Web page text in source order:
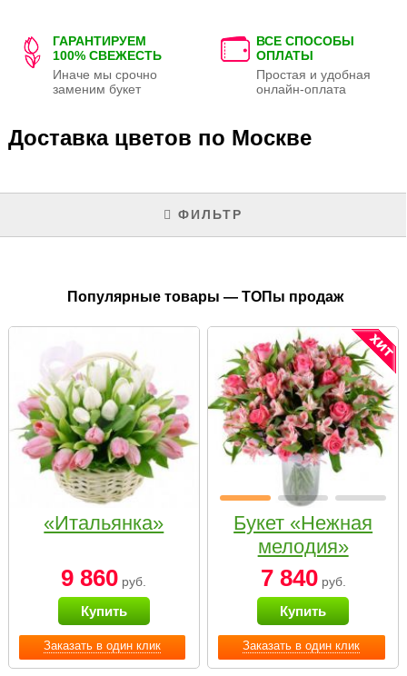
ГАРАНТИРУЕМ
100% СВЕЖЕСТЬ
Иначе мы срочно
заменим букет
ВСЕ СПОСОБЫ
ОПЛАТЫ
Простая и удобная
онлайн-оплата
Доставка цветов по Москве
ФИЛЬТР
Популярные товары — ТОПы продаж
Заказать в один клик
«Итальянка»
9 860 руб.
Купить
Заказать в один клик
Букет «Нежная
мелодия»
7 840руб.
Купить